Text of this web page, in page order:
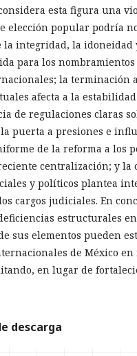
esta figura una
elección popular podría
la integridad, la idoneidad
para los
la terminación
afecta a la
de regulaciones claras
puerta a presiones e
de la reforma a los
centralización; y la
y políticos plantea
cargos judiciales. En
estructurales
sus elementos pueden
de México en
en lugar de
descarga